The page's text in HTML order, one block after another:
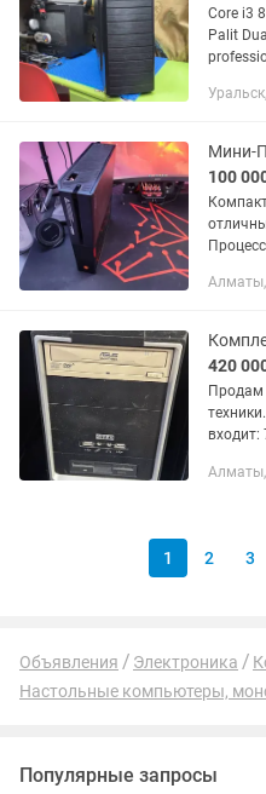
Core i3
Palit
professional Мощный и
мало
100
мини-
420
Продам
входит:
1 2 3
Объявления Электроника
Настольные компьютеры,
Популярные запросы